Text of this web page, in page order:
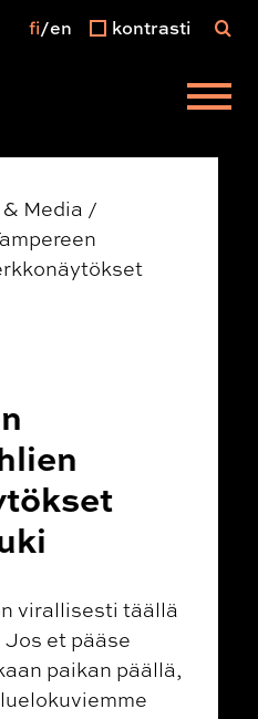
fi en kontrasti
Media /
virallisesti täällä
Jos et pääse
paikan päällä,